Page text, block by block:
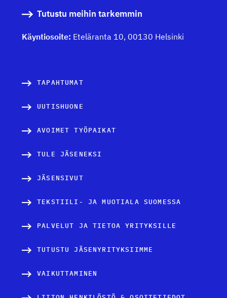
Tutustu meihin tarkemmin
Käyntiosoite: Eteläranta 10, 00130 Helsinki
TAPAHTUMAT
UUTISHUONE
AVOIMET TYÖPAIKAT
TULE JÄSENEKSI
JÄSENSIVUT
TEKSTIILI- JA MUOTIALA SUOMESSA
PALVELUT JA TIETOA YRITYKSILLE
TUTUSTU JÄSENYRITYKSIIMME
VAIKUTTAMINEN